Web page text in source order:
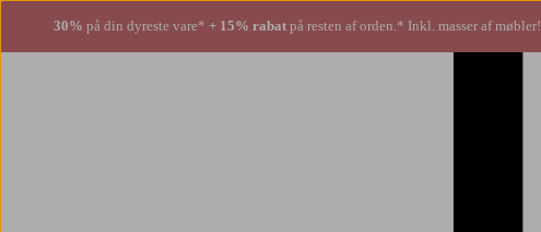
30% på din dyreste vare* + 15% rabat på resten af orden.* Inkl. masser af møbler!